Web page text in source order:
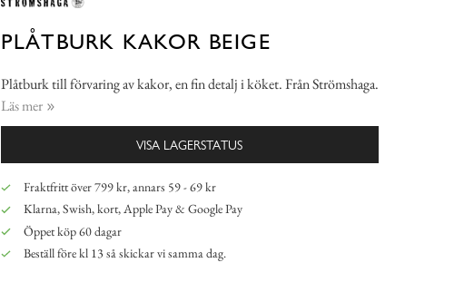
PLÅTBURK KAKOR BEIGE
Plåtburk till förvaring av kakor, en fin detalj i köket. Från Strömshaga.
Läs mer
VISA LAGERSTATUS
Fraktfritt över 799 kr, annars 59 - 69 kr
Klarna, Swish, kort, Apple Pay & Google Pay
Öppet köp 60 dagar
Beställ före kl 13 så skickar vi samma dag.